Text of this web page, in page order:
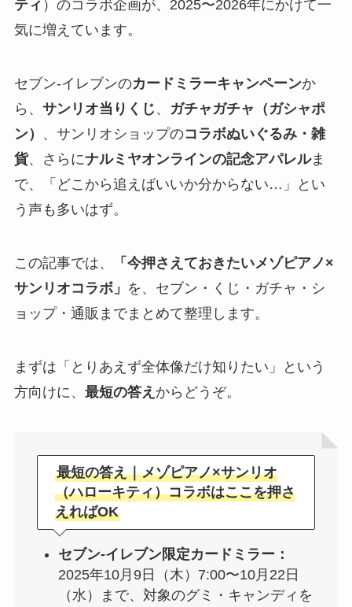
ティ ）のコラボ企画が、2025〜2026年にかけて一
気に増えています。
セブン‐イレブンのカードミラーキャンペーンか
ら、 サンリオ当りくじ 、
ガチャガチャ（ガシャポ
ン）
、サンリオショップのコラボぬいぐるみ・雑
貨、さらにナルミヤオンラインの記念アパレルま
で、「どこから追えばいいか分からない…」とい
う声も多いはず。
この記事では、
「今押さえておきたいメゾピアノ×
サンリオコラボ」 を、セブン・くじ・ガチャ・シ
ョップ・通販までまとめて整理します。
まずは「とりあえず全体像だけ知りたい」という
方向けに、 最短の答え からどうぞ。
最短の答え｜メゾピアノ×サンリオ
（ハローキティ）コラボはここを押さ
えればOK
セブン‐イレブン限定カードミラー：
2025年10月9日（木）7:00〜10月22日
（水）まで、対象のグミ・キャンディを